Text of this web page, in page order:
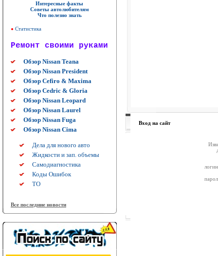
Интересные факты
Советы автолюбителям
Что полезно знать
Статистика
Ремонт своими руками
Обзор Nissan Teana
Обзор Nissan President
Обзор Cefiro & Maxima
Обзор Cedric & Gloria
Обзор Nissan Leopard
Обзор Nissan Laurel
Обзор Nissan Fuga
Обзор Nissan Cima
Дела для нового авто
Жидкости и зап. объемы
Самодиагностика
Коды Ошибок
ТО
Все последние новости
Вход на сайт